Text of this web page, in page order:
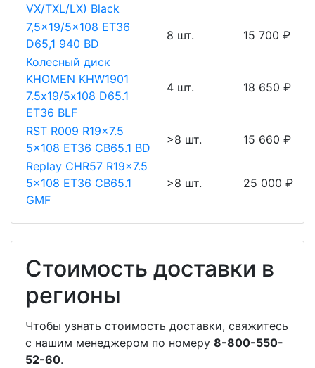
VX/TXL/LX) Black
7,5x19/5x108 ET36
D65,1 940 BD
8 шт.
15 700 ₽
Колесный диск
KHOMEN KHW1901
7.5х19/5х108 D65.1
ET36 BLF
4 шт. 18 650 ₽
RST R009 R19x7.5
5x108 ET36 CB65.1 BD
>8 шт.
15 660 ₽
Replay CHR57 R19x7.5
5x108 ET36 CB65.1
GMF
>8 шт. 25 000 ₽
Стоимость доставки в
регионы
Чтобы узнать стоимость доставки, свяжитесь
с нашим менеджером по номеру 8-800-550-
52-60.